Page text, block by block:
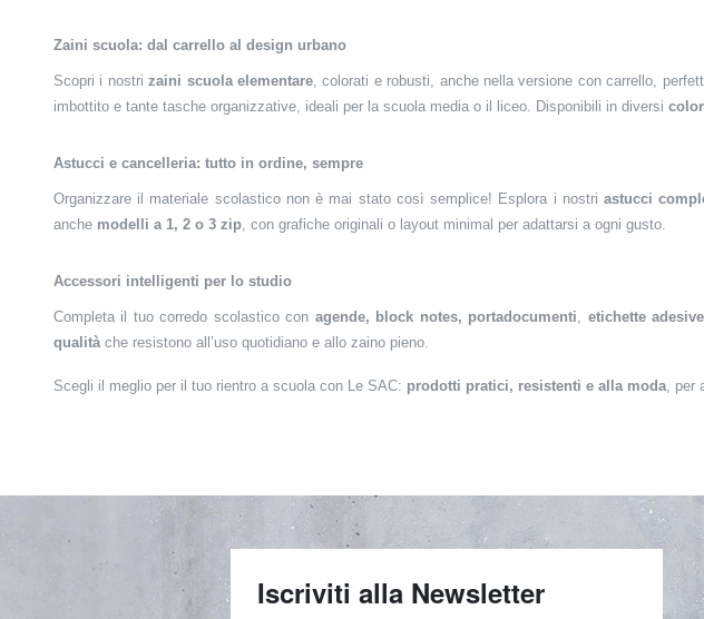
Zaini scuola: dal carrello al design urbano
Scopri i nostrizaini scuola elementare, colorati e robusti, anche nella versione con carrello,
imbottito e tante tasche organizzative, ideali per la scuola media o il liceo. Disponibili in diversi
Astucci e cancelleria: tutto in ordine, sempre
Organizzare il materiale scolastico non è mai stato così semplice! Esplora i nostriastucci
anche modelli a 1, 2 o 3 zip, con grafiche originali o layout minimal per adattarsi a ogni gusto.
Accessori intelligenti per lo studio
Completa il tuo corredo scolastico con agende, block notes, portadocumenti, etichette
qualitàche resistono all’uso quotidiano e allo zaino pieno.
Scegli il meglio per il tuo rientro a scuola con Le SAC: prodotti pratici, resistenti e alla moda, per
Iscriviti alla Newsletter